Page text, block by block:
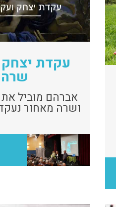
עקדת
שרה
אברהם מוביל
ושרה מאחור